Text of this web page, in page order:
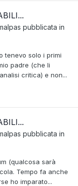
pubblicata in
tenevo solo i primi
padre (che li
critica) e non...
pubblicata in
(qualcosa sarà
Tempo fa anche
ho imparato...